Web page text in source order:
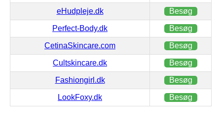
eHudpleje.dk Besøg
Perfect-Body.dk Besøg
CetinaSkincare.com Besøg
Cultskincare.dk Besøg
Fashiongirl.dk Besøg
LookFoxy.dk Besøg